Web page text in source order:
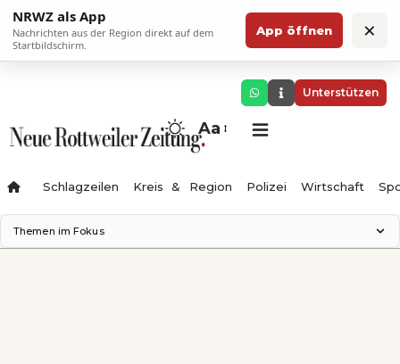
NRWZ als App
Nachrichten aus der Region direkt auf dem
Startbildschirm.
App öffnen ×
Unterstützen
Aa
Schlagzeilen Kreis & Region Polizei Wirtschaft
Themen im Fokus